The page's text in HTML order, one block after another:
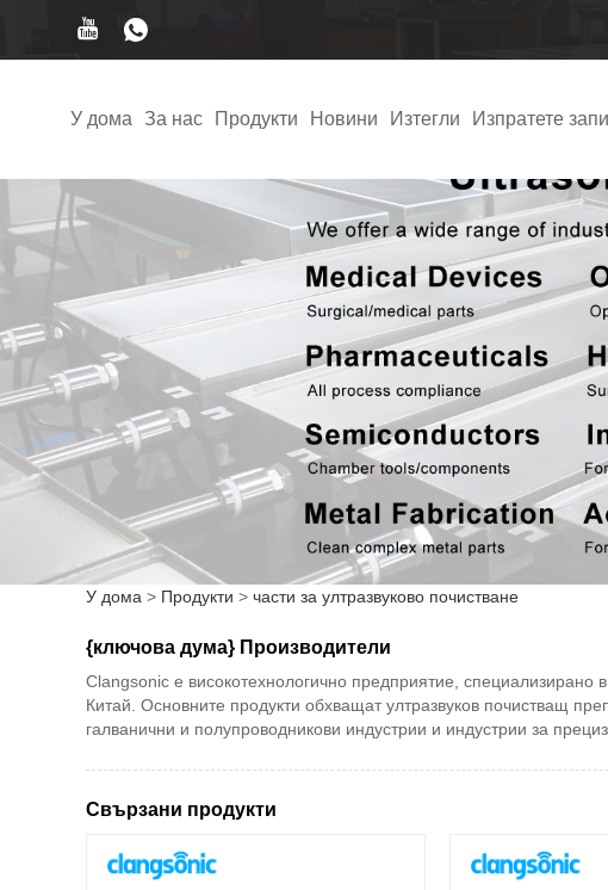
У дома За нас Продукти Новини Изтегли Изпратете
У дома > Продукти > части за ултразвуково почистване
{ключова дума} Производители
Clangsonic е високотехнологично предприятие, специализирано
Китай. Основните продукти обхващат ултразвуков почистващ
галванични и полупроводникови индустрии и индустрии за
Свързани продукти